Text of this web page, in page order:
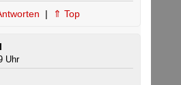
| ⇑ Top
Uhr